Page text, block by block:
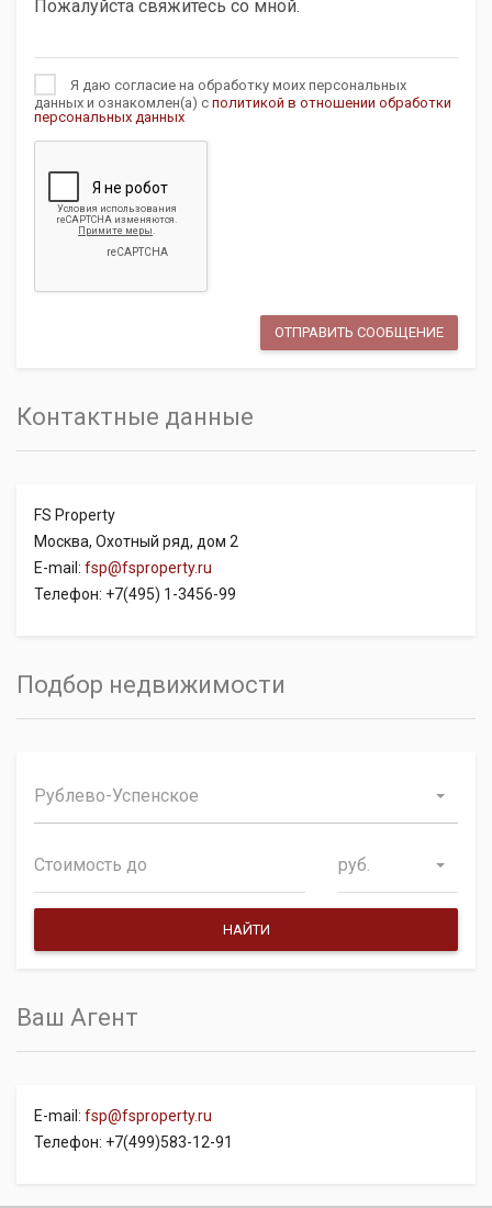
Я даю согласие на обработку моих персональных
данных и ознакомлен(а) с политикой в отношении обработки
персональных данных
Контактные данные
FS Property
Москва, Охотный ряд, дом 2
E-mail: fsp@fsproperty.ru
Телефон: +7(495) 1-3456-99
Подбор недвижимости
Рублево-Успенское
руб.
Ваш Агент
E-mail: fsp@fsproperty.ru
Телефон: +7(499)583-12-91